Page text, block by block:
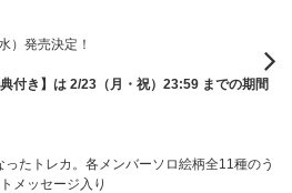
）発売決定！
付き】は 2/23（月・祝）23:59 までの期間
たトレカ。各メンバーソロ絵柄全11種のう
メッセージ入り